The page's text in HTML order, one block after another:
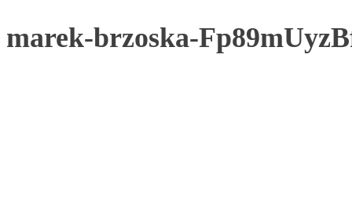
marek-brzoska-